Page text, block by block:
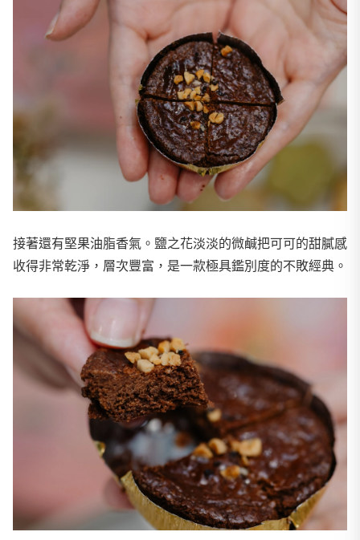
接著還有堅果油脂香氣。鹽之花淡淡的微鹹把可可的甜膩感
收得非常乾淨，層次豐富，是一款極具鑑別度的不敗經典。